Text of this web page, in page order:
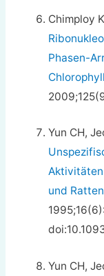
Chimploy
Phasen-
Yun CH,
und
Yun CH,